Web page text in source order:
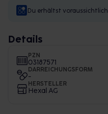
Du erhältst voraussichtlich
Details
PZN
03187571
DARREICHUNGSFORM
-
HERSTELLER
Hexal AG